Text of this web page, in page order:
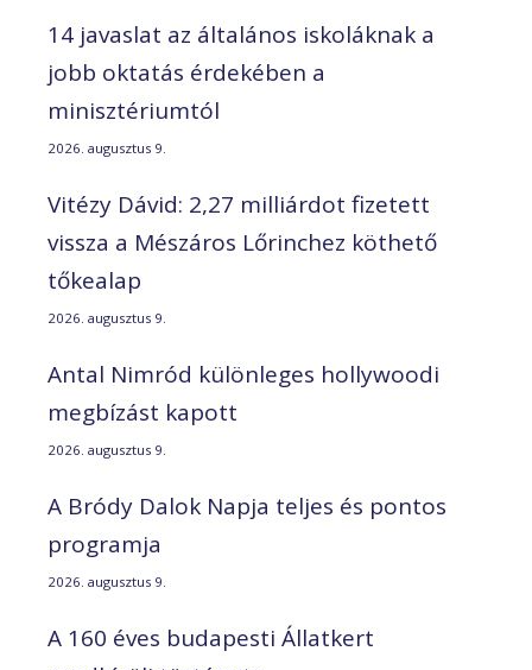
14 javaslat az általános iskoláknak a
jobb oktatás érdekében a
minisztériumtól
2026. augusztus 9.
Vitézy Dávid: 2,27 milliárdot fizetett
vissza a Mészáros Lőrinchez köthető
tőkealap
2026. augusztus 9.
Antal Nimród különleges hollywoodi
megbízást kapott
2026. augusztus 9.
A Bródy Dalok Napja teljes és pontos
programja
2026. augusztus 9.
A 160 éves budapesti Állatkert